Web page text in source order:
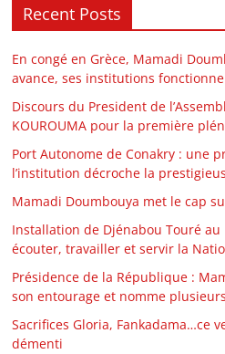
Recent Posts
En congé en Grèce, Mamadi
avance, ses institutions
Discours du President de
KOUROUMA pour la première
Port Autonome de Conakry : une
l’institution décroche la
Mamadi Doumbouya met le cap
Installation de Djénabou Touré au
écouter, travailler et servir la
Présidence de la République :
son entourage et nomme
Sacrifices Gloria, Fankadama…ce
démenti